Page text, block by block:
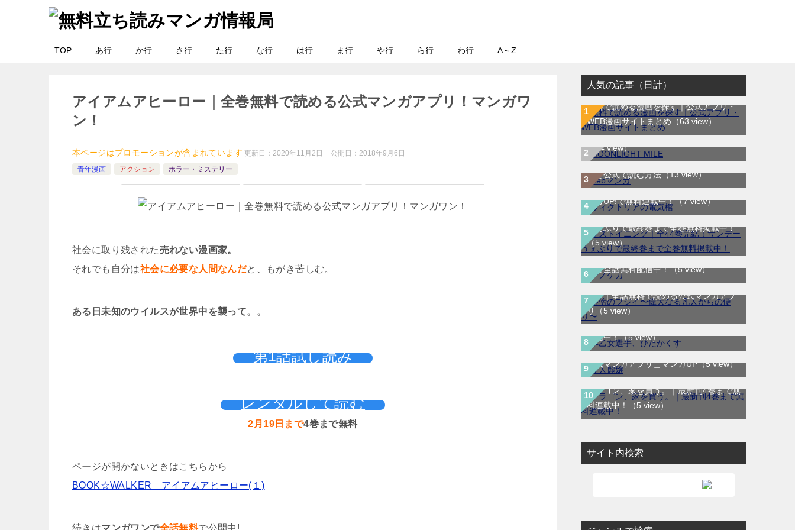
TOP あ行 か行 さ行 た行 な行 は行 ま行 や行 ら行 わ行 A～Z
アイアムアヒーロー｜全巻無料で読める公式マンガアプリ！マンガワ
ン！
本ページはプロモーションが含まれています 更新日：2020年11月2日 公開日：2018年9月6日
青年漫画
アクション ホラー・ミステリー
社会に取り残された売れない漫画家。
それでも自分は社会に必要な人間なんだと、もがき苦しむ。
ある日未知のウイルスが世界中を襲って。。
第1話試し読み
レンタルして読む
2月19日まで4巻まで無料
ページが開かないときはこちらから
BOOK☆WALKER アイアムアヒーロー(１)
続きはマンガワンで全話無料で公開中!
人気の記事（日計）
無料で読める漫画を探す｜公式アプリ・
WEB漫画サイトまとめ （63 view）
MOONLIGHT MILE｜最新刊第23巻！マ
ンガワンで最新刊まで全巻無料配信中！
（14 view）
WEB漫画サイト一覧｜ブラウザで無料漫
画を公式で読む方法（13 view）
ヴィクトリアの電気棺｜最新刊第2巻！マ
ンガUP!で無料連載中！（7 view）
ラストイニング｜全44巻完結！サンデー
うぇぶりで最終巻まで全巻無料掲載中！
（5 view）
テノゲカ｜最新刊第2巻！サンデーうぇぶ
りで全話無料配信中！（5 view）
路傍のフジイ〜偉大なる凡人からの便
り〜｜全話無料で読める公式マンガアプ
リ
（5 view）
早乙女選手、ひたかくす｜全10巻完結！
サンデーうぇぶりで最終巻まで全巻無料
配信中！（5 view）
怪人麗嬢｜最新話まで全話無料で読める
公式マンガアプリ＿マンガUP（5 view）
ドラゴン、家を買う。｜最新刊4巻まで無
料連載中！
（5 view）
サイト内検索